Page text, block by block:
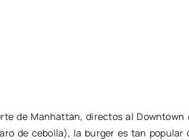
de Manhattan, directos al
de cebolla), la burger es tan popular